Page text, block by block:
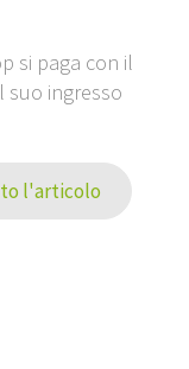
si paga con il
suo ingresso
l'articolo